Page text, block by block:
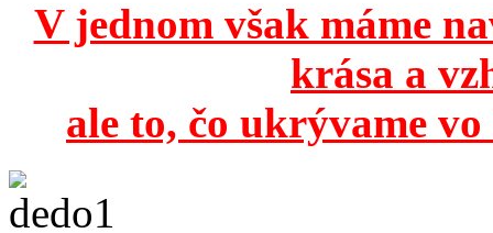
V jednom však máme
krása a
ale to, čo ukrývame